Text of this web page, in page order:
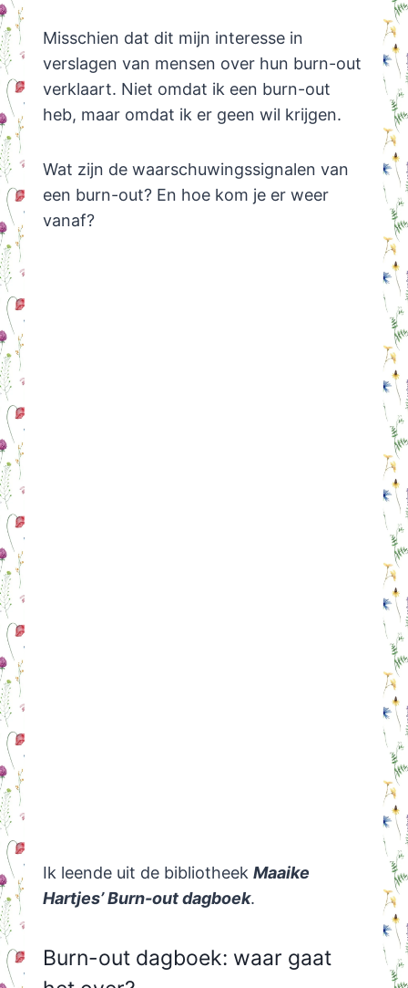
Misschien dat dit mijn interesse in
verslagen van mensen over hun burn-out
verklaart. Niet omdat ik een burn-out
heb, maar omdat ik er geen wil krijgen.
Wat zijn de waarschuwingssignalen van
een burn-out? En hoe kom je er weer
vanaf?
Ik leende uit de bibliotheek Maaike
Hartjes’ Burn-out dagboek.
Burn-out dagboek: waar gaat